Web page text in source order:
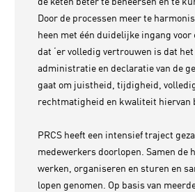
Door de processen meer te
heen met één duidelijke ingang
dat ‘er volledig vertrouwen is dat het
administratie en declaratie van de
gaat om juistheid, tijdigheid,
rechtmatigheid en kwaliteit hiervan
PRCS heeft een intensief traject
medewerkers doorlopen. Samen de
werken, organiseren en sturen en
lopen genomen. Op basis van